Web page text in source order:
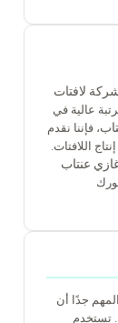
لافتات
عالية في
، فإننا نقدم
اللافتات.
عنتاب
جدًا أن
تستخدم